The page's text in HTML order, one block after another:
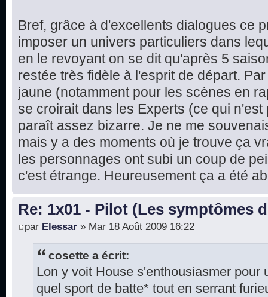
Bref, grâce à d'excellents dialogues ce
imposer un univers particuliers dans
en le revoyant on se dit qu'après 5
restée très fidèle à l'esprit de départ.
jaune (notamment pour les scènes en
se croirait dans les Experts (ce qui
paraît assez bizarre. Je ne me
mais y a des moments où je trouve ça
les personnages ont subi un coup de
c'est étrange. Heureusement ça a été
Re: 1x01 - Pilot (Les symptômes
par Elessar » Mar 18 Août 2009 16:22
cosette a écrit:
Lon y voit House s'enthousiasmer pour
quel sport de batte* tout en serrant